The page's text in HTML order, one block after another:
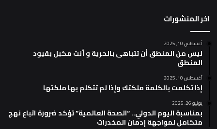
اخر المنشورات
أغسطس 10, 2025
ليس من المنطق أن تتباهى بالحرية و أنت مكبل بقيود
المنطق
أغسطس 10, 2025
إذا تكلمت بالكلمة ملكتك وإذا لم تتكلم بها ملكتها
يونيو 26, 2025
بمناسبة اليوم الدولي.. “الصحة العالمية” تؤكد ضرورة اتباع نهج
متكامل لمواجهة إدمان المخدرات